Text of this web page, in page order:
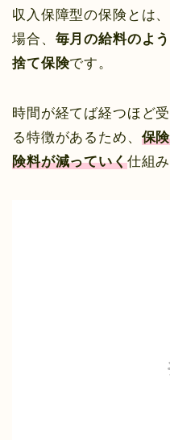
収入保障型の保険とは
場合、 毎月の給料のよ
捨て保険です。
時間が経てば経つほど
る特徴があるため、 保
険料が減っていく仕組み